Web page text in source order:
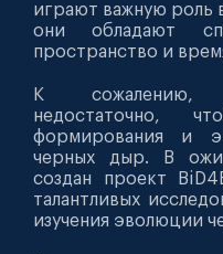
играют важную роль
они обладают
пространство и
К сожалению,
недостаточно,
формирования и
черных дыр. В
создан проект
талантливых
изучения эволюции